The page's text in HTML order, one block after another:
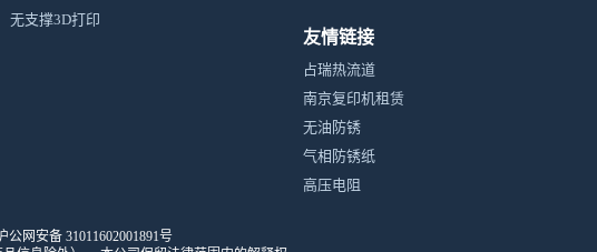
无支撑3D打印
友情链接
占瑞热流道
南京复印机租赁
无油防锈
气相防锈纸
高压电阻
公网安备 31011602001891号